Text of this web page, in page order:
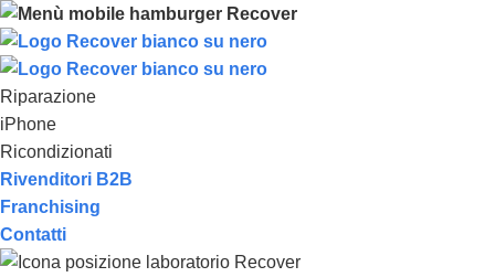
Riparazione
iPhone
Ricondizionati
Rivenditori B2B
Franchising
Contatti